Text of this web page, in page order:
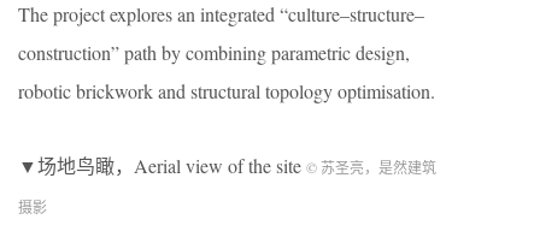
The project explores an integrated “culture–structure–
construction” path by combining parametric design,
robotic brickwork and structural topology optimisation.
▼场地鸟瞰，Aerial view of the site © 苏圣亮，是然建筑
摄影